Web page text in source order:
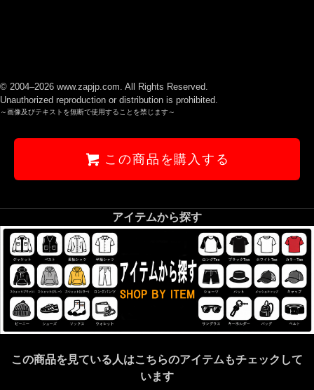
© 2004–2026 www.zapjp.com. All Rights Reserved.
Unauthorized reproduction or distribution is prohibited.
～画像及びテキストを無断で使用することを禁じます～
この商品を購入する
アイテムから探す
この商品を見ている人はこちらのアイテムもチェックして
います